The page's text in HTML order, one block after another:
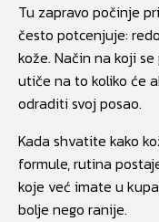
Tu zapravo počinje
često potcenjuje:
kože. Način na koji
utiče na to koliko će
odraditi svoj posao.
Kada shvatite kako
formule, rutina
koje već imate u
bolje nego ranije.